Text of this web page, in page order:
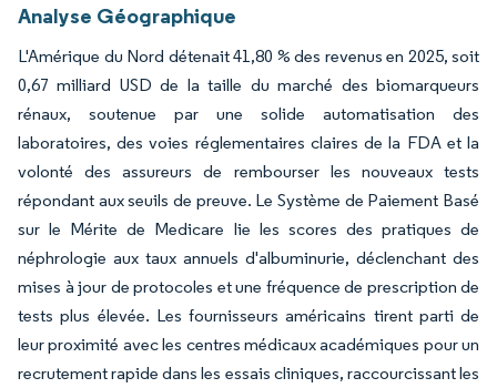
Analyse Géographique
L'Amérique du Nord détenait 41,80 % des revenus en 2025, soit
0,67 milliard USD de la taille du marché des biomarqueurs
rénaux, soutenue par une solide automatisation des
laboratoires, des voies réglementaires claires de la FDA et la
volonté des assureurs de rembourser les nouveaux tests
répondant aux seuils de preuve. Le Système de Paiement Basé
sur le Mérite de Medicare lie les scores des pratiques de
néphrologie aux taux annuels d'albuminurie, déclenchant des
mises à jour de protocoles et une fréquence de prescription de
tests plus élevée. Les fournisseurs américains tirent parti de
leur proximité avec les centres médicaux académiques pour un
recrutement rapide dans les essais cliniques, raccourcissant les